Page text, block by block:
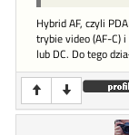
Hybrid AF, czyli
trybie video (AF-C)
lub DC. Do tego